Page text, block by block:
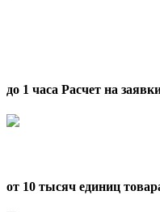
до 1 часа Расчет на
от 10 тысяч единиц